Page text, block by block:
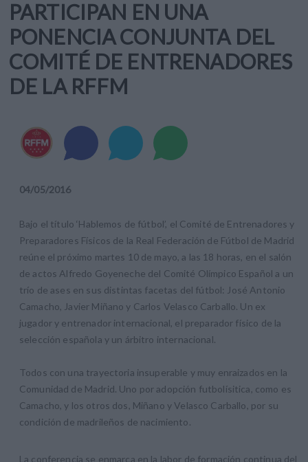
PARTICIPAN EN UNA
PONENCIA CONJUNTA DEL
COMITÉ DE ENTRENADORES
DE LA RFFM
04/05/2016
Bajo el título ‘Hablemos de fútbol’, el Comité de Entrenadores y
Preparadores Físicos de la Real Federación de Fútbol de Madrid
reúne el próximo martes 10 de mayo, a las 18 horas, en el salón
de actos Alfredo Goyeneche del Comité Olímpico Español a un
trío de ases en sus distintas facetas del fútbol: José Antonio
Camacho, Javier Miñano y Carlos Velasco Carballo. Un ex
jugador y entrenador internacional, el preparador físico de la
selección española y un árbitro internacional.
Todos con una trayectoria insuperable y muy enraizados en la
Comunidad de Madrid. Uno por adopción futbolísitica, como es
Camacho, y los otros dos, Miñano y Velasco Carballo, por su
condición de madrileños de nacimiento.
La conferencia se enmarca en la labor de formación continua del